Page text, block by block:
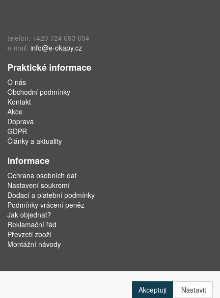
telefon: +420 724 693 604
e-mail: info@e-okapy.cz
Praktické informace
O nás
Obchodní podmínky
Kontakt
Akce
Doprava
GDPR
Články a aktuality
Informace
Ochrana osobních dat
Nastavení soukromí
Dodací a platební podmínky
Podmínky vrácení peněz
Jak objednat?
Reklamační řád
Převzetí zboží
Montážní návody
Akceptuji Nastavit